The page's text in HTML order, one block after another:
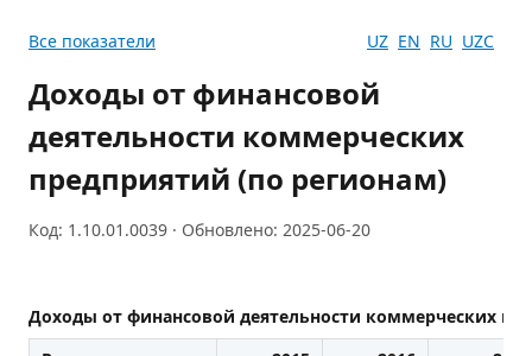
Все показатели UZ EN RU UZC
Доходы от финансовой
деятельности коммерческих
предприятий (по регионам)
Код: 1.10.01.0039 · Обновлено: 2025-06-20
Доходы от финансовой деятельности коммерческих